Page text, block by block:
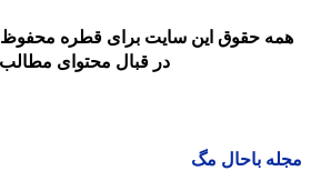
حقوق این سایت برای قطره محفوظ
در قبال محتوای مطالب
باحال مگ